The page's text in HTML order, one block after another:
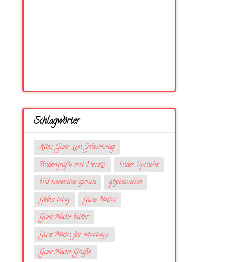
Schlagwörter
Alles Gute zum Geburtstag
Bildergrüße mit Herzღ
bilder Sprüche
bild kostenlos spruch
gbpicsonline
Geburtstag
Gute Nacht
Gute Nacht bilder
Gute Nacht für whatsapp
Gute Nacht Grüße